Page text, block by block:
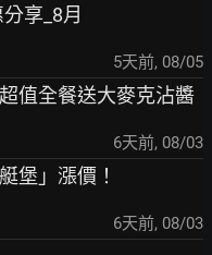
享_8月
5天前, 08/05
值全餐送大麥克沾醬
6天前, 08/03
堡」漲價！
6天前, 08/03